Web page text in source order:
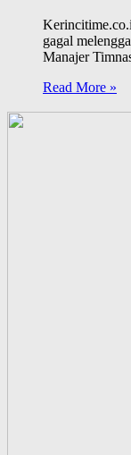
gagal
Manajer
Read More »